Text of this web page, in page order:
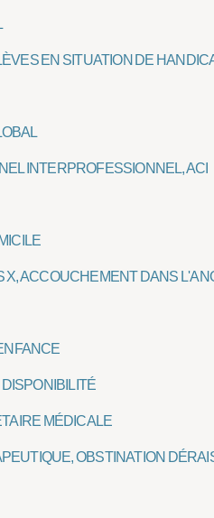
EN SITUATION DE
INTERPROFESSIONNEL, ACI
ACCOUCHEMENT DANS
MÉDICALE
OBSTINATION